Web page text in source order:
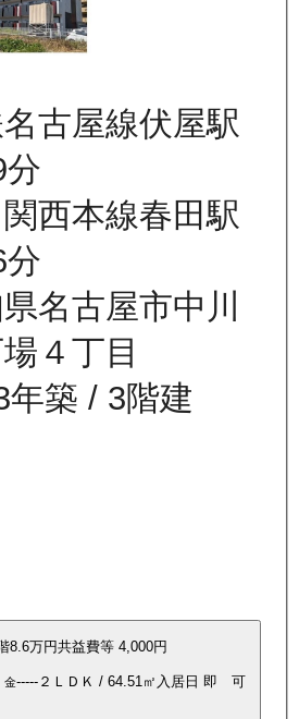
古屋線伏屋駅
分
関西本線春田駅
分
名古屋市中川
４丁目
年築 / 3階建
8.6万円共益費等 4,000円
-----２ＬＤＫ / 64.51 ㎡ 入居日 即 可